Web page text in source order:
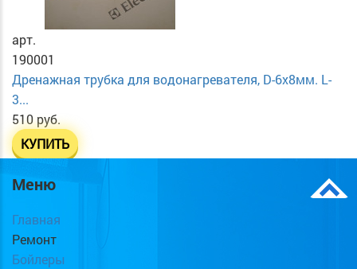
арт.
190001
Дренажная трубка для водонагревателя, D-6х8мм. L-
3...
510 руб.
КУПИТЬ
Меню
Главная
Ремонт
Бойлеры